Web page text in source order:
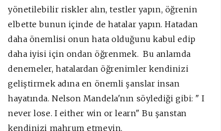
yönetilebilir riskler alın, testler yapın, öğrenin
elbette bunun içinde de hatalar yapın. Hatadan
daha önemlisi onun hata olduğunu kabul edip
daha iyisi için ondan öğrenmek. Bu anlamda
denemeler, hatalardan öğrenimler kendinizi
geliştirmek adına en önemli şanslar insan
hayatında. Nelson Mandela'nın söylediği gibi: " I
never lose. I either win or learn" Bu şanstan
kendinizi mahrum etmeyin.